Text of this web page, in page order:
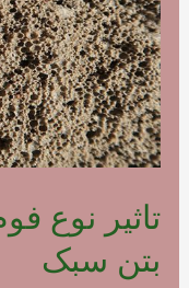
تاثیر نوع
بتن سبک